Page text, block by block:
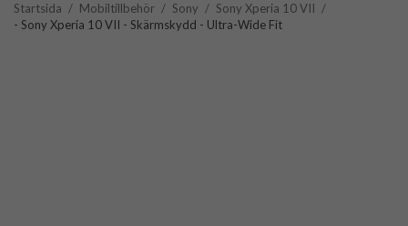
Startsida / Mobiltillbehör / Sony / Sony Xperia 10 VII /
- Sony Xperia 10 VII - Skärmskydd - Ultra-Wide Fit